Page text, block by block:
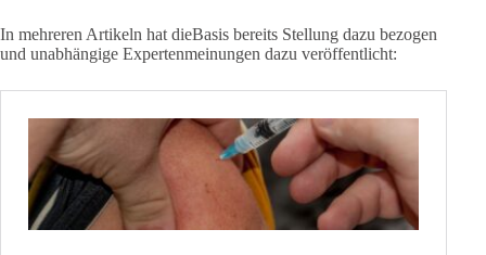
In mehreren Artikeln hat dieBasis bereits Stellung dazu bezogen
und unabhängige Expertenmeinungen dazu veröffentlicht: